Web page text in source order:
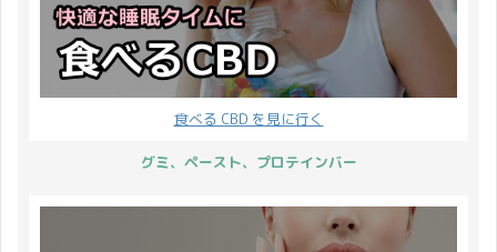
食べる CBD を見に行く
グミ、ペースト、プロテインバー